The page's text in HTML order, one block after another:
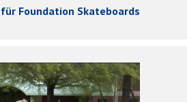
Foundation Skateboards